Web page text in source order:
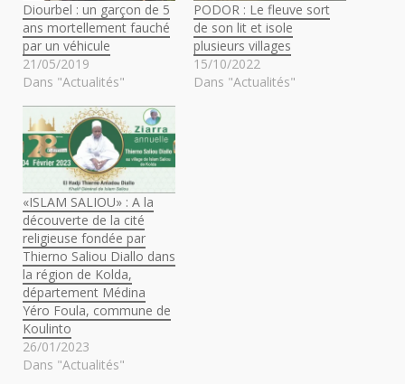
Diourbel : un garçon de 5
ans mortellement fauché
par un véhicule
21/05/2019
Dans "Actualités"
PODOR : Le fleuve sort
de son lit et isole
plusieurs villages
15/10/2022
Dans "Actualités"
«ISLAM SALIOU» : A la
découverte de la cité
religieuse fondée par
Thierno Saliou Diallo dans
la région de Kolda,
département Médina
Yéro Foula, commune de
Koulinto
26/01/2023
Dans "Actualités"